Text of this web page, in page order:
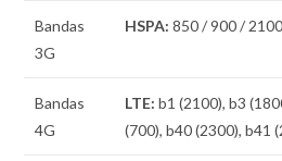
Bandas
3G
HSPA: 850 / 900 /
Bandas
4G
LTE: b1 (2100), b3
(700), b40 (2300), b41